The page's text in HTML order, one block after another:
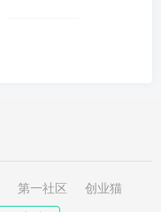
第一社区
创业猫